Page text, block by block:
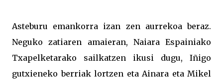
Asteburu emankorra izan zen aurrekoa beraz.
Neguko zatiaren amaieran, Naiara Espainiako
Txapelketarako sailkatzen ikusi dugu, Iñigo
gutxieneko berriak lortzen eta Ainara eta Mikel